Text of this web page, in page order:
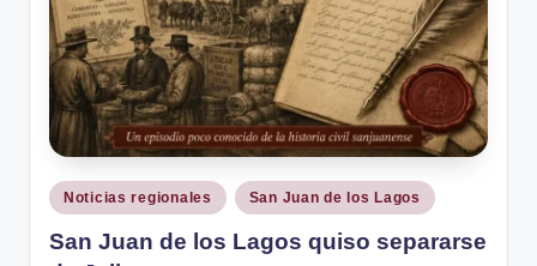
Publicado
en
Noticias regionales San Juan de los Lagos
San Juan de los Lagos quiso separarse